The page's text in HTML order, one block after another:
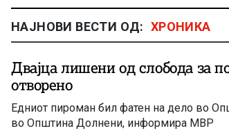
НАЈНОВИ ВЕСТИ ОД: ХРОНИКА
Двајца лишени од слобода за
отворено
Едниот пироман бил фатен на дело во
во Општина Долнени, информира МВР